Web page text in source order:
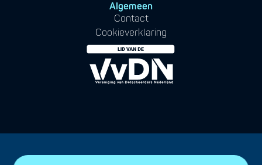
Algemeen
Contact
Cookieverklaring